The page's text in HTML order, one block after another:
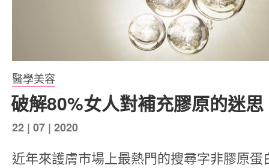
醫學美容
破解80%女人對補充膠原的迷思
發
於
22 | 07 | 2020
近年來護膚市場上最熱門的搜尋字非膠原蛋